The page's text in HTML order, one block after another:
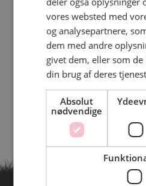
vores websted med
og analysepartnere,
dem med andre
givet dem, eller som
din brug af deres
Absolut
nødvendige